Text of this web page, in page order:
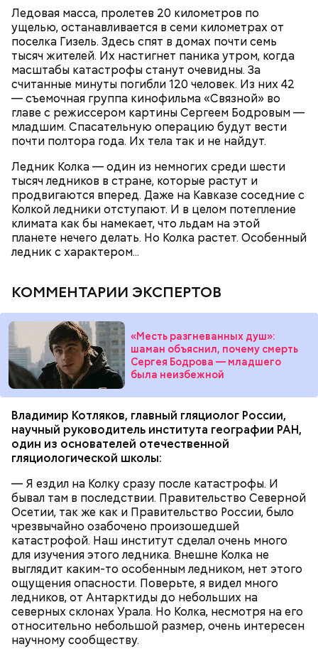
Ледовая масса, пролетев 20 километров по
ущелью, останавливается в семи километрах от
поселка Гизель. Здесь спят в домах почти семь
тысяч жителей. Их настигнет паника утром, когда
масштабы катастрофы станут очевидны. За
считанные минуты погибли 120 человек. Из них 42
— съемочная группа кинофильма «Связной» во
главе с режиссером картины Сергеем Бодровым —
младшим. Спасательную операцию будут вести
почти полтора года. Их тела так и не найдут.
Ледник Колка — один из немногих среди шести
тысяч ледников в стране, которые растут и
продвигаются вперед. Даже на Кавказе соседние с
Колкой ледники отступают. И в целом потепление
климата как бы намекает, что льдам на этой
планете нечего делать. Но Колка растет. Особенный
ледник с характером...
КОММЕНТАРИИ ЭКСПЕРТОВ
«Месть разгневанных душ»:
шаман объяснил, почему смерть
Сергея Бодрова — младшего
была неизбежной
Владимир Котляков, главный гляциолог России,
научный руководитель института географии РАН,
один из основателей отечественной
гляциологической школы:
— Я ездил на Колку сразу после катастрофы. И
бывал там в последствии. Правительство Северной
Осетии, так же как и Правительство России, было
чрезвычайно озабочено произошедшей
катастрофой. Наш институт сделал очень много
для изучения этого ледника. Внешне Колка не
выглядит каким-то особенным ледником, нет этого
ощущения опасности. Поверьте, я видел много
ледников, от Антарктиды до небольших на
северных склонах Урала. Но Колка, несмотря на его
относительно небольшой размер, очень интересен
научному сообществу.